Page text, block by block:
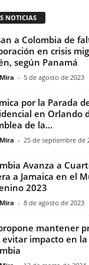
NOTICIAS
a Colombia de
en crisis
según Panamá
- 5 de agosto de 2023
por la Parada
en Orlando
de la...
- 25 de septiembre de
Avanza a
a Jamaica en el
2023
- 8 de agosto de 2023
mantener
evitar impacto en